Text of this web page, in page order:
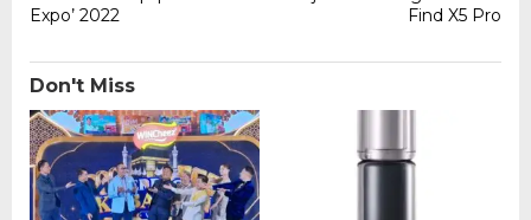
Expo’ 2022
Find X5 Pro
Don't Miss